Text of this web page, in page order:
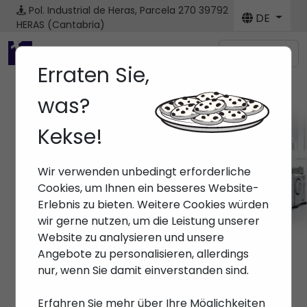
Pol. Industrial de Heras, Parcela 270 39792
HERAS (Cantabria)
DE
Menú
Erraten Sie,
was?
Kekse!
Wir verwenden unbedingt erforderliche
Cookies, um Ihnen ein besseres Website-
Erlebnis zu bieten. Weitere Cookies würden
wir gerne nutzen, um die Leistung unserer
Website zu analysieren und unsere
Angebote zu personalisieren, allerdings
nur, wenn Sie damit einverstanden sind.
Erfahren Sie mehr über Ihre Möglichkeiten